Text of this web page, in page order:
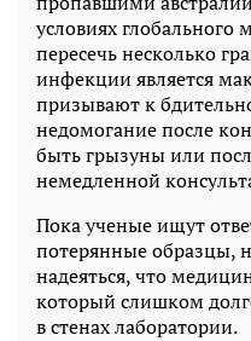
условиях глобального
пересечь несколько
инфекции является
призывают к
недомогание после
быть грызуны или
немедленной
Пока ученые ищут
потерянные образцы,
надеяться, что
который слишком
в стенах лаборатории.